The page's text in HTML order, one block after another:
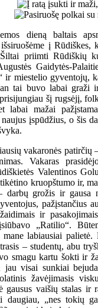
dieną baltais
į Rūdiškes,
priimti Rūdiškių
Gaidytės-
ir miestelio gyventojų,
tai buvo labai graži
šį rugsėjį,
labai mažai
įspūdžius, o šis
vakaronės patirčių
Vakaras
Valentinos
kruopštumo ir,
darbų grožis ir gausa
pažįstančius
ir
„Ratilio“.
mane labiausiai palietė.
– studentų, abu
smagu kartu šokti ir
jau visai sunkiai
žavėjimasis
gausus vaišių stalas ir
daugiau, „nes tokių